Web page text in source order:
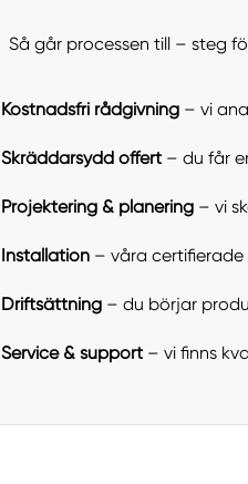
Så går processen till – steg
Kostnadsfri rådgivning – vi
Skräddarsydd offert – du får
Projektering & planering – vi
Installation – våra
Driftsättning – du börjar
Service & support – vi finns